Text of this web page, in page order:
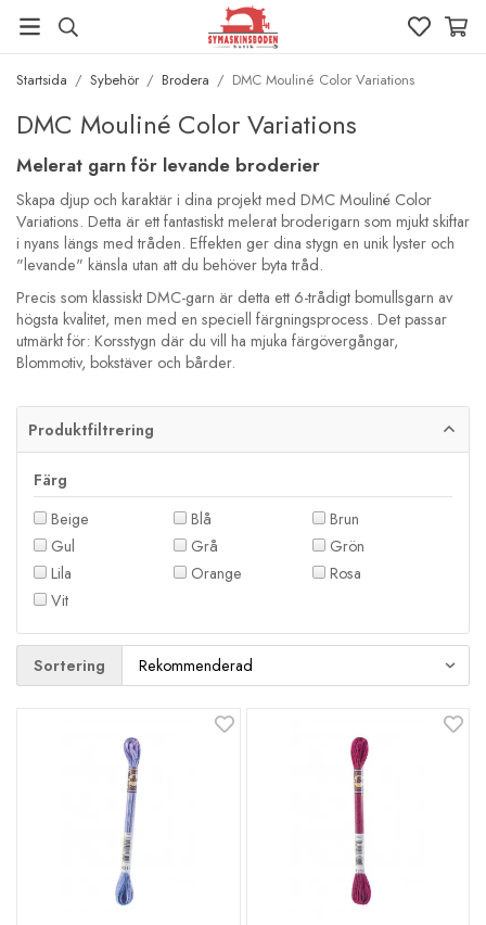
Startsida / Sybehör / Brodera / DMC Mouliné Color Variations
DMC Mouliné Color Variations
Melerat garn för levande broderier
Skapa djup och karaktär i dina projekt med DMC Mouliné Color
Variations. Detta är ett fantastiskt melerat broderigarn som mjukt skiftar
i nyans längs med tråden. Effekten ger dina stygn en unik lyster och
"levande" känsla utan att du behöver byta tråd.
Precis som klassiskt DMC-garn är detta ett 6-trådigt bomullsgarn av
högsta kvalitet, men med en speciell färgningsprocess. Det passar
utmärkt för: Korsstygn där du vill ha mjuka färgövergångar,
Blommotiv, bokstäver och bårder.
Produktfiltrering
Färg
Beige
Blå
Brun
Gul
Grå
Grön
Lila
Orange
Rosa
Vit
Sortering